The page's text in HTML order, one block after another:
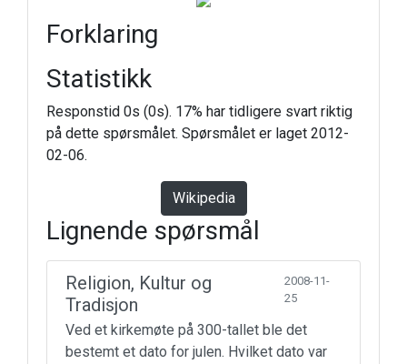
Forklaring
Statistikk
Responstid 0s (0s). 17% har tidligere svart riktig
på dette spørsmålet. Spørsmålet er laget 2012-
02-06.
Wikipedia
Lignende spørsmål
Religion, Kultur og
Tradisjon
2008-11-
25
Ved et kirkemøte på 300-tallet ble det
bestemt et dato for julen. Hvilket dato var